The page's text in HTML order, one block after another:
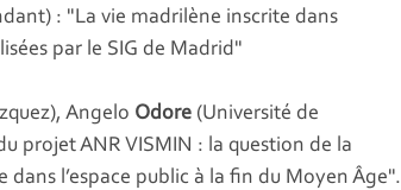
: "La vie madrilène inscrite dans
par le SIG de Madrid"
Angelo Odore (Université de
projet ANR VISMIN : la question de la
l’espace public à la fin du Moyen Âge".